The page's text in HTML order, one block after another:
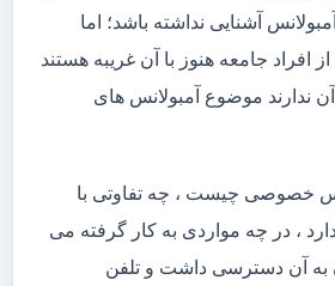
آشنایی نداشته باشد؛ اما
افراد جامعه هنوز با آن غریبه هستند
ندارند موضوع آمبولانس های
خصوصی چیست ، چه تفاوتی با
، در چه مواردی به کار گرفته می
به آن دسترسی داشت و تلفن